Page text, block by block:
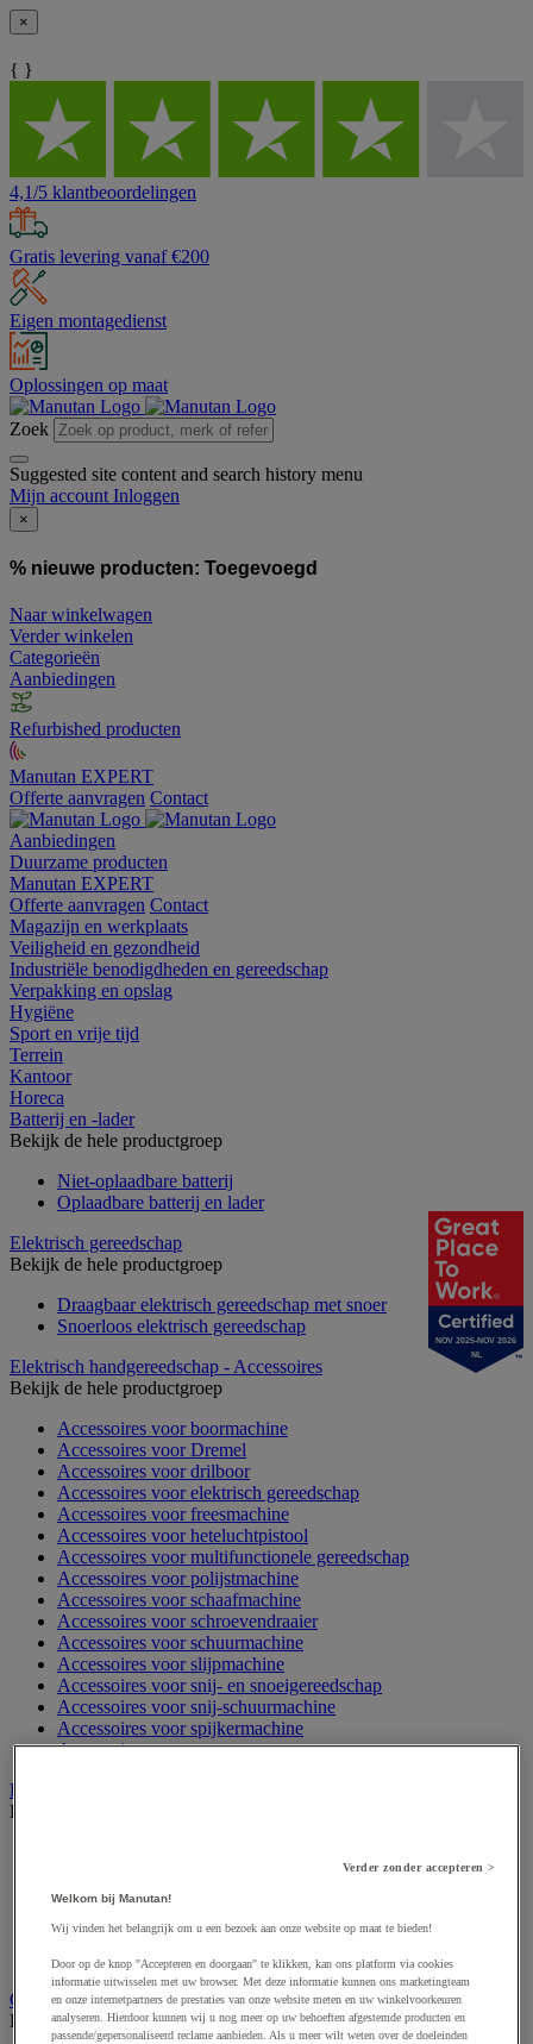
×
{ }
4,1/5 klantbeoordelingen
Gratis levering vanaf €200
Eigen montagedienst
Oplossingen op maat
Zoek
Suggested site content and search history menu
Mijn account Inloggen
×
% nieuwe producten: Toegevoegd
Naar winkelwagen
Verder winkelen
Categorieën
Aanbiedingen
Refurbished producten
Manutan EXPERT
Offerte aanvragen Contact
Aanbiedingen
Duurzame producten
Manutan EXPERT
Offerte aanvragen Contact
Magazijn en werkplaats
Veiligheid en gezondheid
Industriële benodigdheden en gereedschap
Verpakking en opslag
Hygiëne
Sport en vrije tijd
Terrein
Kantoor
Horeca
Batterij en -lader
Bekijk de hele productgroep
Niet-oplaadbare batterij
Oplaadbare batterij en lader
Elektrisch gereedschap
Bekijk de hele productgroep
Draagbaar elektrisch gereedschap met snoer
Snoerloos elektrisch gereedschap
Elektrisch handgereedschap - Accessoires
Bekijk de hele productgroep
Accessoires voor boormachine
Accessoires voor Dremel
Accessoires voor drilboor
Accessoires voor elektrisch gereedschap
Accessoires voor freesmachine
Accessoires voor heteluchtpistool
Accessoires voor multifunctionele gereedschap
Accessoires voor polijstmachine
Accessoires voor schaafmachine
Accessoires voor schroevendraaier
Accessoires voor schuurmachine
Accessoires voor slijpmachine
Accessoires voor snij- en snoeigereedschap
Accessoires voor snij-schuurmachine
Accessoires voor spijkermachine
Accessoires voor zaag
Elektrische toebehoren en verlichting
Bekijk de hele productgroep
Elektrische kabel
Verlengsnoer, stekkerdoos en kapelhaspel
Wandcontactdoos en schakelaar
Gereedschap opbergen
Bekijk de hele productgroep
NOV 2025-NOV 2026
NL
Verder zonder accepteren >
Welkom bij Manutan!
Wij vinden het belangrijk om u een bezoek aan onze website op maat te bieden!
Door op de knop "Accepteren en doorgaan" te klikken, kan ons platform via cookies
informatie uitwisselen met uw browser. Met deze informatie kunnen ons marketingteam
en onze internetpartners de prestaties van onze website meten en uw winkelvoorkeuren
analyseren. Hierdoor kunnen wij u nog meer op uw behoeften afgestemde producten en
passende/gepersonaliseerd reclame aanbieden. Als u meer wilt weten over de doeleinden